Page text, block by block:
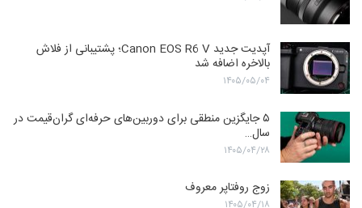
آپدیت جدید Canon EOS R6 V؛ پشتیبانی از فلاش
بالاخره اضافه شد
۱۴۰۵/۰۵/۰۴
۵ جایگزین منطقی برای دوربین‌های حرفه‌ای گران‌قیمت در
سال…
۱۴۰۵/۰۴/۲۸
زوج روفتاپر معروف